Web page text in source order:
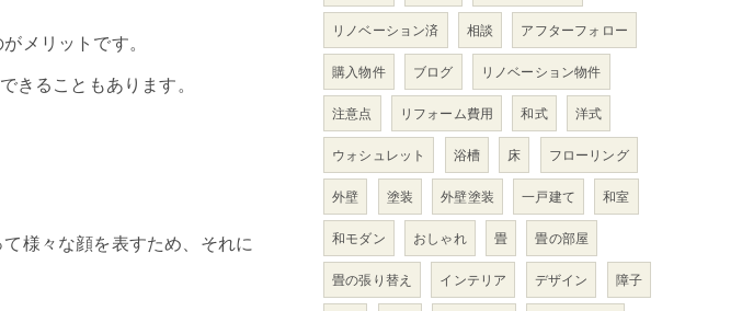
メリットです。
ることもあります。
様々な顔を表すため、それに
リノベーション済 相談 アフターフォロー
購入物件 ブログ リノベーション物件
注意点 リフォーム費用 和式 洋式
ウォシュレット 浴槽 床 フローリング
外壁 塗装 外壁塗装 一戸建て 和室
和モダン おしゃれ 畳 畳の部屋
畳の張り替え インテリア デザイン 障子